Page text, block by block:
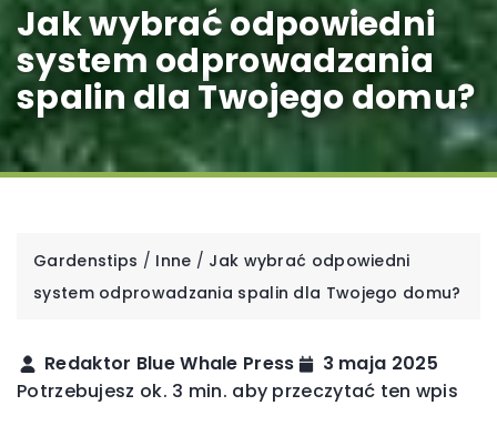
Jak wybrać odpowiedni
system odprowadzania
spalin dla Twojego domu?
Gardenstips / Inne / Jak wybrać odpowiedni
system odprowadzania spalin dla Twojego domu?
Redaktor Blue Whale Press
3 maja 2025
Potrzebujesz ok. 3 min. aby przeczytać ten wpis